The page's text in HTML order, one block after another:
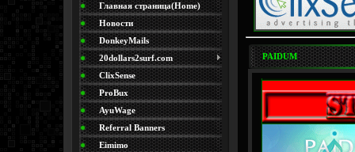
Главная страница(Home)
Новости
DonkeyMails
20dollars2surf.com
ClixSense
ProBux
AyuWage
Referral Banners
Eimimo
PAIDUM